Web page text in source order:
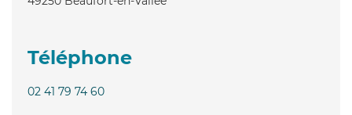
Téléphone
02 41 79 74 60